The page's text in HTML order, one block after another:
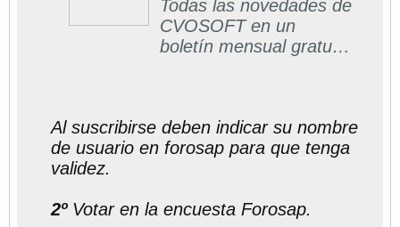
Todas las novedades de
CVOSOFT en un
boletín mensual gratuito
Al suscribirse deben indicar su nombre
de usuario en forosap para que tenga
validez.
2ºVotar en la encuesta Forosap.